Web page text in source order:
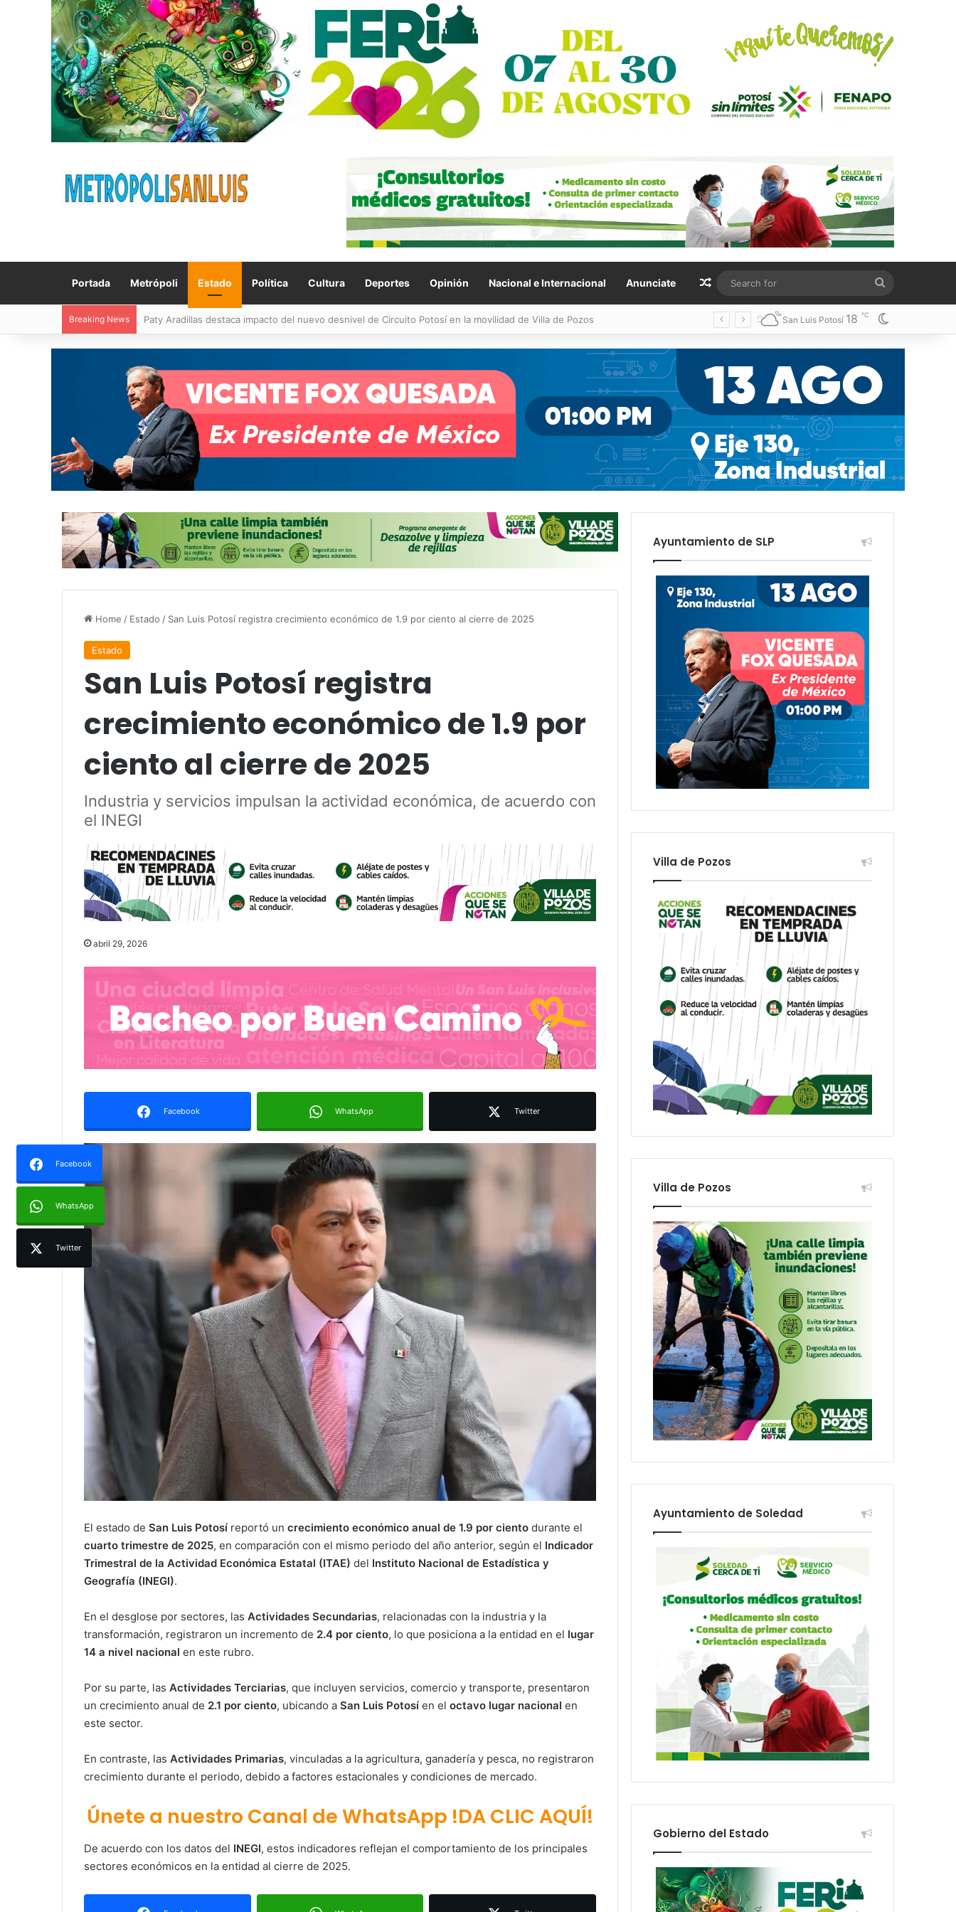
Portada Metrópoli Estado Política Cultura Deportes Opinión Nacional e Internacional Anunciate Random Article
for
Breaking News Villa de Pozos reporta reducción del 50 % en incendios forestales y de pastizales San Luis Potosí 18 ℃
Home / Estado / San Luis Potosí registra crecimiento económico de 1.9 por ciento al cierre de 2025
Estado
San Luis Potosí registra
crecimiento económico de 1.9 por
ciento al cierre de 2025
Industria y servicios impulsan la actividad económica, de acuerdo con
el INEGI
abril 29, 2026
Facebook WhatsApp Twitter
Facebook
WhatsApp
Twitter
El estado de San Luis Potosí reportó un crecimiento económico anual de 1.9 por ciento durante el
cuarto trimestre de 2025, en comparación con el mismo periodo del año anterior, según el Indicador
Trimestral de la Actividad Económica Estatal (ITAE) del Instituto Nacional de Estadística y
Geografía (INEGI).
En el desglose por sectores, las Actividades Secundarias, relacionadas con la industria y la
transformación, registraron un incremento de 2.4 por ciento, lo que posiciona a la entidad en el lugar
14 a nivel nacional en este rubro.
Por su parte, las Actividades Terciarias, que incluyen servicios, comercio y transporte, presentaron
un crecimiento anual de 2.1 por ciento, ubicando a San Luis Potosí en el octavo lugar nacional en
este sector.
En contraste, las Actividades Primarias, vinculadas a la agricultura, ganadería y pesca, no registraron
crecimiento durante el periodo, debido a factores estacionales y condiciones de mercado.
Únete a nuestro Canal de WhatsApp !DA CLIC AQUÍ!
De acuerdo con los datos del INEGI, estos indicadores reflejan el comportamiento de los principales
sectores económicos en la entidad al cierre de 2025.
nuevo desnivel de Circuito Potosí
en la movilidad de Villa de Pozos
Ayuntamiento de SLP
Villa de Pozos
Villa de Pozos
Ayuntamiento de Soledad
Gobierno del Estado